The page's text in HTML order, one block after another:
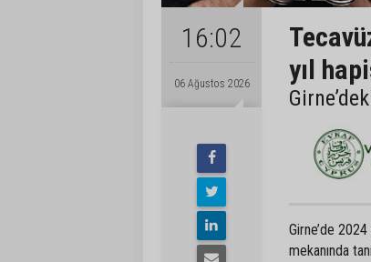
16:02
06 Ağustos 2026
yıl
Girne’de
mekanında